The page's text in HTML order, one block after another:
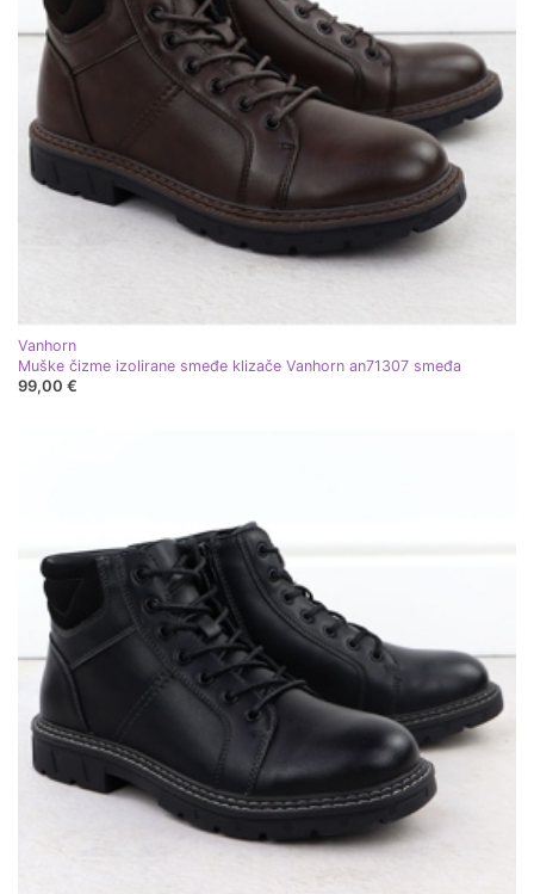
Vanhorn
Muške čizme izolirane smeđe klizače Vanhorn an71307 smeđa
99,00 €